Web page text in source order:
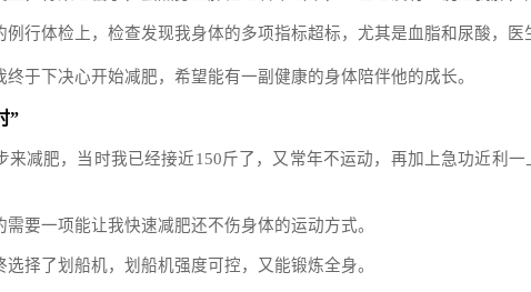
例行体检上，检查发现我身体的多项指标超标，尤其是血脂和尿酸，医
于下决心开始减肥，希望能有一副健康的身体陪伴他的成长。
”
来减肥，当时我已经接近150斤了，又常年不运动，再加上急功近利
要一项能让我快速减肥还不伤身体的运动方式。
择了划船机，划船机强度可控，又能锻炼全身。